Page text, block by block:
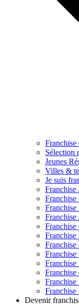
Franchise
Sélection
Jeunes
Villes &
Je suis
Franchise
Franchise
Franchise
Franchise
Franchise
Franchise
Franchise
Franchise
Franchise
Franchise
Franchise
Franchise
Devenir